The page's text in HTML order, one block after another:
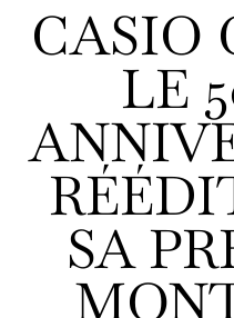
CASIO
LE
SA